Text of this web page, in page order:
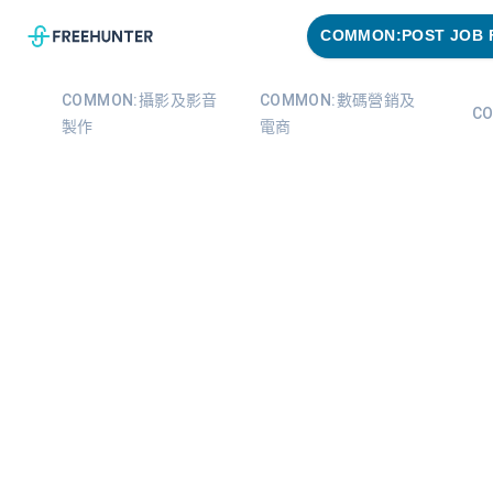
COMMON:POST JOB
COMMON:攝影及影音
製作
COMMON:數碼營銷及
電商